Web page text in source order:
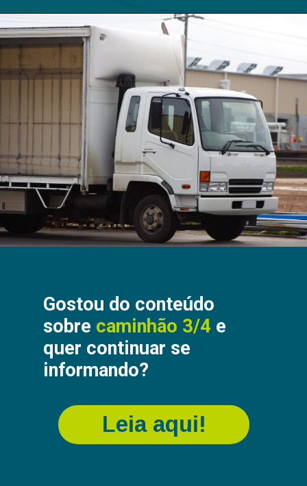
Leia aqui!
Gostou do conteúdo
sobre caminhão 3/4 e
quer continuar se
informando?